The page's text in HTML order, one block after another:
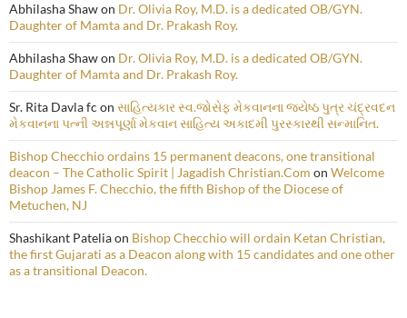
Abhilasha Shawon Dr. Olivia Roy, M.D. is a dedicated OB/GYN.
Daughter of Mamta and Dr. Prakash Roy.
Abhilasha Shawon Dr. Olivia Roy, M.D. is a dedicated OB/GYN.
Daughter of Mamta and Dr. Prakash Roy.
Sr. Rita Davla fc on સાહિત્યકાર સ્વ.જોસેફ મેકવાનના જ્યેષ્ઠ પુત્ર ચંદ્રવદન
મેકવાનના પત્ની અન્નપૂર્ણા મેકવાન સાહિત્ય અકાદમી પુરસ્કારથી સન્માનિત.
Bishop Checchio ordains 15 permanent deacons, one transitional
deacon – The Catholic Spirit | Jagadish Christian.Com on Welcome
Bishop James F. Checchio, the fifth Bishop of the Diocese of
Metuchen, NJ
Shashikant Pateliaon Bishop Checchio will ordain Ketan Christian,
the first Gujarati as a Deacon along with 15 candidates and one other
as a transitional Deacon.